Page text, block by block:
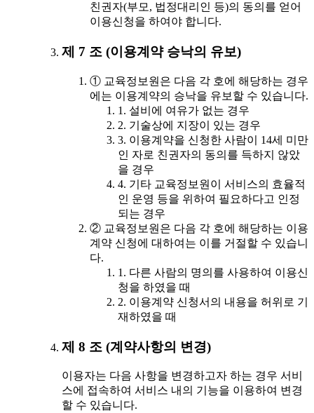
친권자(부모, 법정대리인 등)의 동의를 얻어
이용신청을 하여야 합니다.
제 7 조 (이용계약 승낙의 유보)
① 교육정보원은 다음 각 호에 해당하는 경우
에는 이용계약의 승낙을 유보할 수 있습니다.
1. 설비에 여유가 없는 경우
2. 기술상에 지장이 있는 경우
3. 이용계약을 신청한 사람이 14세 미만
인 자로 친권자의 동의를 득하지 않았
을 경우
4. 기타 교육정보원이 서비스의 효율적
인 운영 등을 위하여 필요하다고 인정
되는 경우
② 교육정보원은 다음 각 호에 해당하는 이용
계약 신청에 대하여는 이를 거절할 수 있습니
다.
1. 다른 사람의 명의를 사용하여 이용신
청을 하였을 때
2. 이용계약 신청서의 내용을 허위로 기
재하였을 때
제 8 조 (계약사항의 변경)
이용자는 다음 사항을 변경하고자 하는 경우 서비
스에 접속하여 서비스 내의 기능을 이용하여 변경
할 수 있습니다.